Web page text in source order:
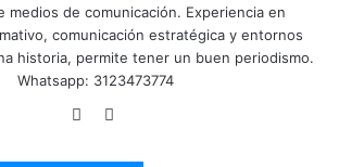
medios de comunicación. Experiencia en
comunicación estratégica y entornos
historia, permite tener un buen periodismo.
Whatsapp: 3123473774
SitioTwitter